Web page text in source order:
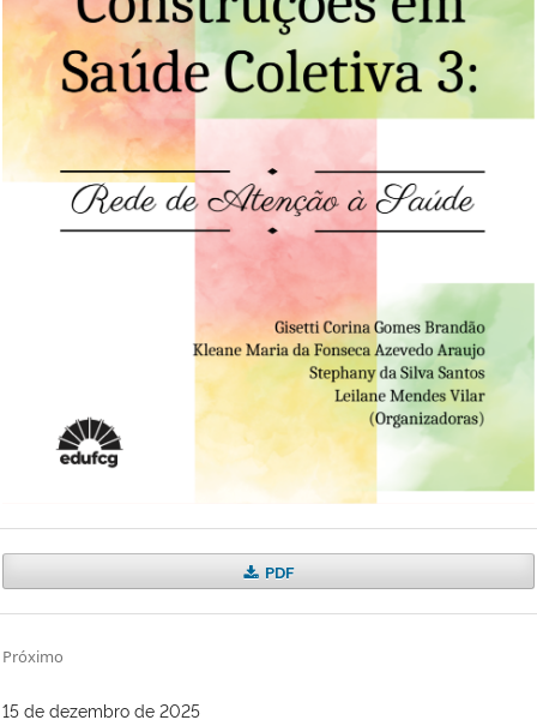
PDF
Próximo
15 de dezembro de 2025